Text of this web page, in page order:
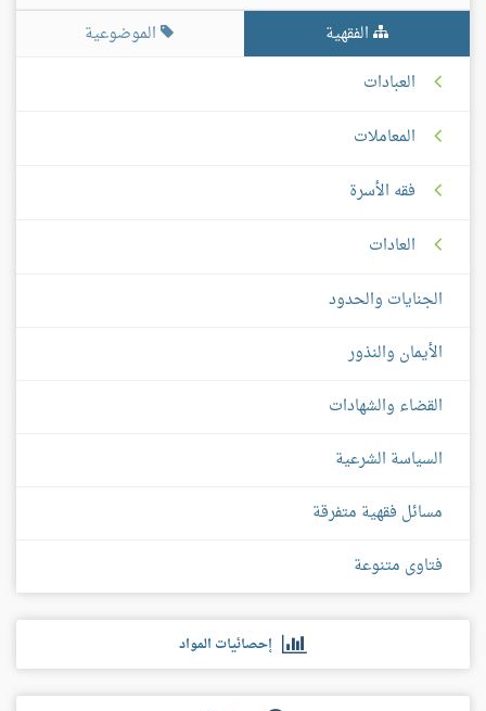
الفقهية
الموضوعية
العبادات
المعاملات
فقه الأسرة
العادات
الجنايات والحدود
الأيمان والنذور
القضاء والشهادات
السياسة الشرعية
مسائل فقهية متفرقة
فتاوى متنوعة
إحصائيات المواد